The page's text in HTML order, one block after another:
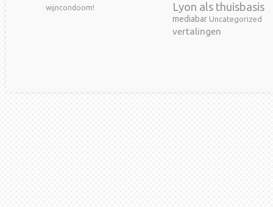
wijncondoom!
Lyon als thuisbasis
mediabar Uncategorized
vertalingen